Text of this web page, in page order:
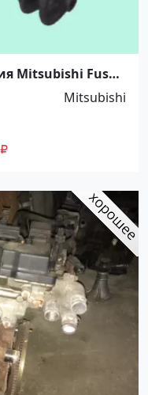
Mitsubishi Fuso,
100%! Краснодар
Mitsubishi